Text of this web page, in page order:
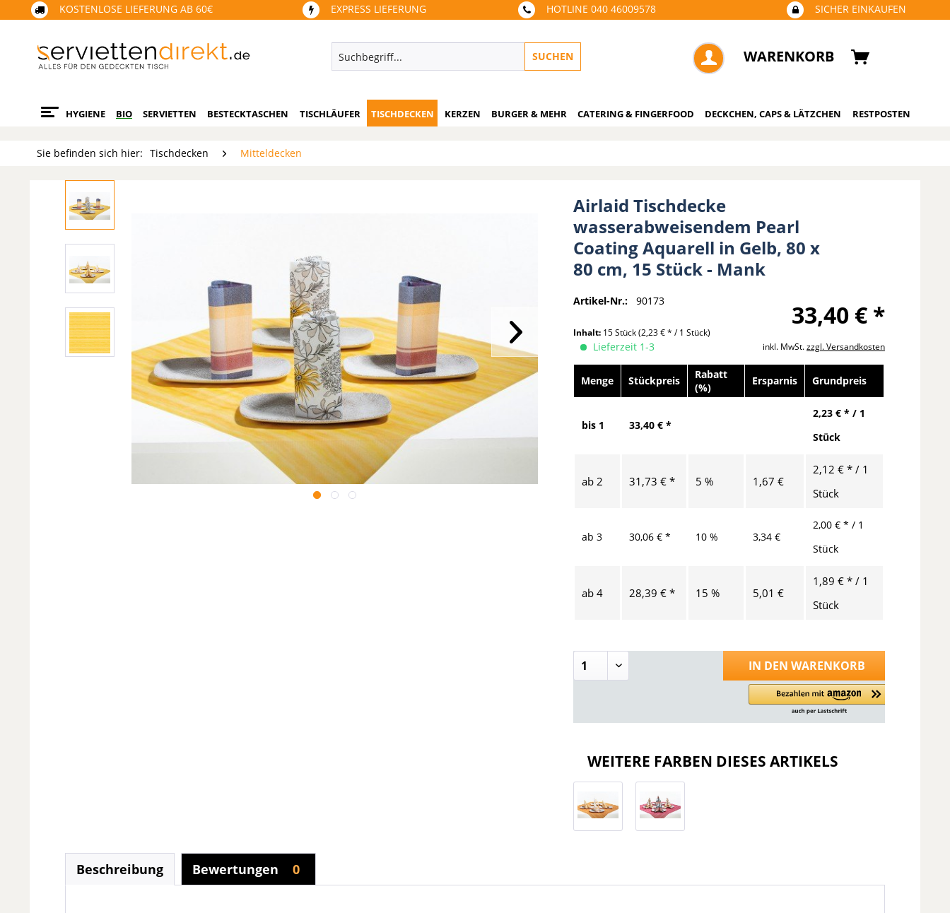
KOSTENLOSE LIEFERUNG AB 60€ EXPRESS LIEFERUNG HOTLINE 040 46009578 SICHER EINKAUFEN
SUCHEN WARENKORB
HYGIENE BIO SERVIETTEN BESTECKTASCHEN TISCHLÄUFER TISCHDECKEN KERZEN BURGER & MEHR CATERING & FINGERFOOD DECKCHEN, CAPS & LÄTZCHEN RESTPOSTEN
Sie befinden sich hier: Tischdecken Mitteldecken
Airlaid Tischdecke
wasserabweisendem Pearl
Coating Aquarell in Gelb, 80 x
80 cm, 15 Stück - Mank
Artikel-Nr.: 90173 33,40 € *
Inhalt: 15 Stück(2,23 € * / 1 Stück)
inkl. MwSt.zzgl. Versandkosten
Lieferzeit 1-3
Menge Stückpreis
Rabatt
(%)
Ersparnis Grundpreis
bis 1 33,40 € *
2,23 € * / 1
Stück
ab2 31,73 € * 5 % 1,67 €
2,12 € * / 1
Stück
ab3 30,06 € * 10 % 3,34 €
2,00 € * / 1
Stück
ab4 28,39 € * 15 % 5,01 €
1,89 € * / 1
Stück
IN DEN WARENKORB
WEITERE FARBEN DIESES ARTIKELS
Beschreibung Bewertungen 0